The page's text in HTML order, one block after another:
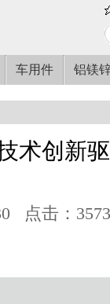
车用件 铝镁
术创新
点击：3573